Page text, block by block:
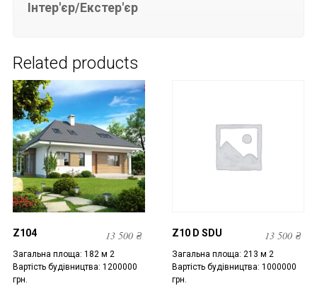
Інтер'єр/Екстер'єр
Related products
Z104 13 500₴
Загальна площа: 182 м 2
Вартість будівництва: 1200000
грн.
Z10 D SDU 13 500 ₴
Загальна площа: 213 м 2
Вартість будівництва: 1000000
грн.